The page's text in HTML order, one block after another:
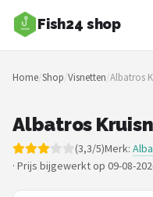
Fish24 shop
Zoeken
NAVIGATIE
Merken
Blog
Home/Shop/Visnetten/Albatros
Albatros
(3,3/5)Merk:
· Prijs bijgewerkt op 09-08-